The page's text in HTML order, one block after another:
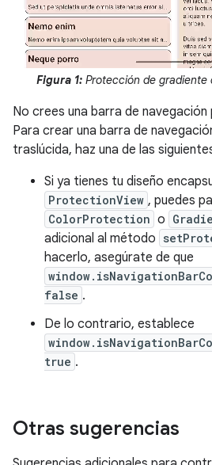
Figura 1: Protección de
No crees una barra de
Para crear una barra de
traslúcida, haz una de las
Si ya tienes tu diseño
ProtectionView , puedes
ColorProtection o
adicional al método
hacerlo, asegúrate de que
false .
De lo contrario, establece
true .
Otras sugerencias